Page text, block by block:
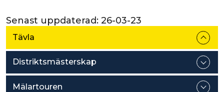
Tävla
Distriktsmästerskap
Mälartouren
Senast uppdaterad: 26-03-23